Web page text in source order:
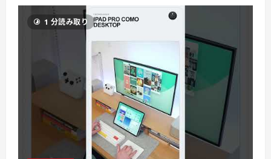
1 分読み取り